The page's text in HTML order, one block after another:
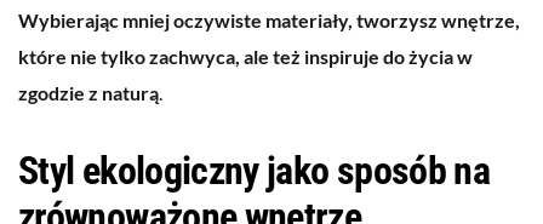
Wybierając mniej oczywiste materiały, tworzysz wnętrze,
które nie tylko zachwyca, ale też inspiruje do życia w
zgodzie z naturą.
Styl ekologiczny jako sposób na